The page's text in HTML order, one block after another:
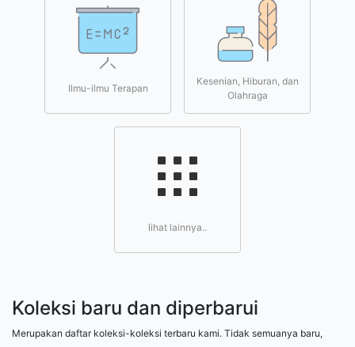
Ilmu-ilmu Terapan
Kesenian, Hiburan, dan
Olahraga
lihat lainnya..
Koleksi baru dan diperbarui
Merupakan daftar koleksi-koleksi terbaru kami. Tidak semuanya baru,